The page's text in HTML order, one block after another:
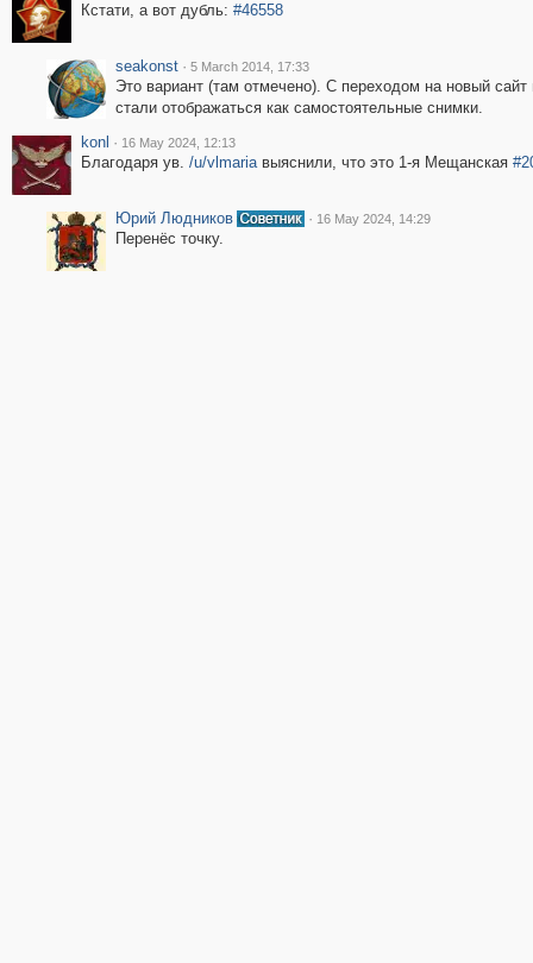
Кстати, а вот дубль: #46558
seakonst · 5 March 2014, 17:33
Это вариант (там отмечено). С переходом на новый сайт
стали отображаться как самостоятельные снимки.
konl · 16 May 2024, 12:13
Благодаря ув. /u/vlmariaвыяснили, что это 1-я Мещанская
Юрий Людников · 16 May 2024, 14:29
Перенёс точку.